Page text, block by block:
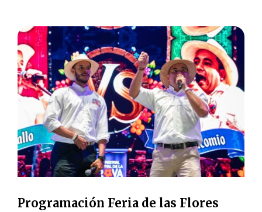
Programación Feria de las Flores